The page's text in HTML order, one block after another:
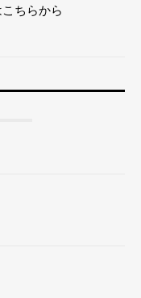
ちらから